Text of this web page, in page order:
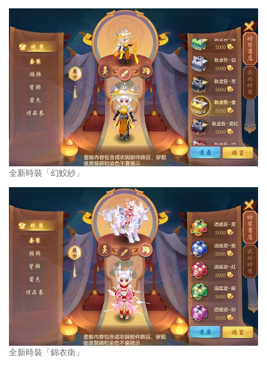
全新時裝「幻鮫紗」
全新時裝「錦衣衛」